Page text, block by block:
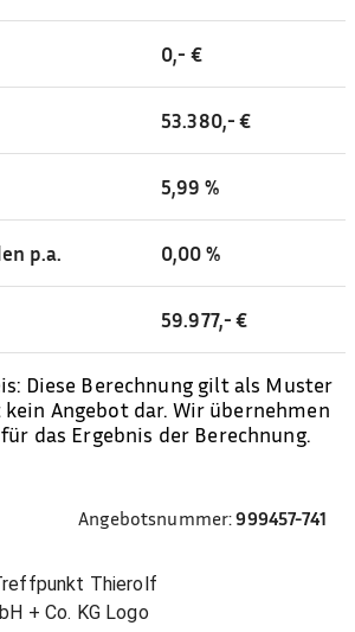
0,- €
53.380,- €
5,99 %
p.a. 0,00 %
59.977,- €
Diese Berechnung gilt als Muster
Angebot dar. Wir übernehmen
das Ergebnis der Berechnung.
Angebotsnummer:999457-741